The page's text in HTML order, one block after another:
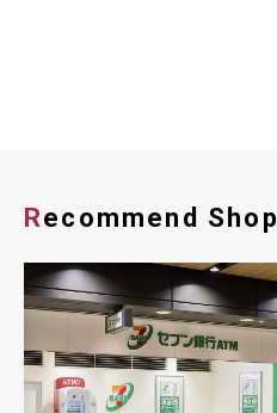
Recommend Shop